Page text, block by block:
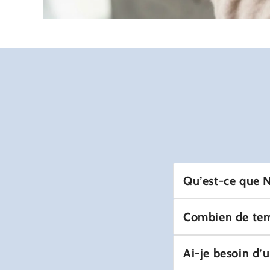
Qu’est-ce que
importants
portefeuille, conçue
pour la simplicité et
Combien de
numéro de suivi dès
Ai-je besoin